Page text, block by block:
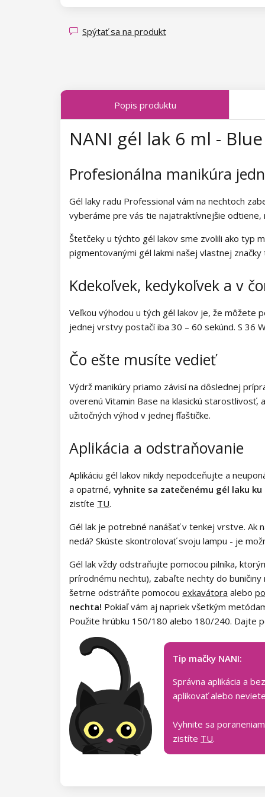
Kolekcia Luminous Legends
Kolekcia Transparent Sparkle
Kolekcia Tropical Fiesta
Kolekcia Charm Lady
Kolekcia Wild West
Kolekcia Summer Daze
Kolekcia Easter Egg
Kolekcia Lovely Kiss
Kolekcia Rainbow Tones
Kolekcia Pure Elegance
Kolekcia Pastel Candy
Kolekcia New York City
Kolekcia Army Lady
Kolekcia Chocolate Box
Kolekcia Romantic Sunset
Kolekcia Paradise Dream
Kolekcia Ocean Drive
Kolekcia Pure Beauty
Kolekcia Cupcake
Kolekcia Time to Warm Up
Kolekcia Let It Snow!
Spýtať sa na produkt
Popis produktu
NANI gél lak 6 ml -
Profesionálna manikúra
Gél laky radu Professional vám na nechtoch
vyberáme pre vás tie najatraktívnejšie odtiene,
Štetčeky u týchto gél lakov sme zvolili ako typ
pigmentovanými gél lakmi našej vlastnej
Kdekoľvek, kedykoľvek a v
Veľkou výhodou u tých gél lakov je, že môžete
jednej vrstvy postačí iba 30 – 60 sekúnd. S 36
Čo ešte musíte vedieť
Výdrž manikúry priamo závisí na dôslednej
overenú Vitamin Base na klasickú starostlivosť,
užitočných výhod v jednej fľaštičke.
Aplikácia a odstraňovanie
Aplikáciu gél lakov nikdy nepodceňujte a
a opatrné, vyhnite sa zatečenému gél laku
zistíte TU.
Gél lak je potrebné nanášať v tenkej vrstve. Ak
nedá? Skúste skontrolovať svoju lampu - je
Gél lak vždy odstraňujte pomocou pilníka,
prírodnému nechtu), zabaľte nechty do
šetrne odstráňte pomocou exkavátora alebo
nechta! Pokiaľ vám aj napriek všetkým
Použite hrúbku 150/180 alebo 180/240. Dajte
Tip mačky NANI:
Správna aplikácia a
aplikovať alebo
Vyhnite sa
zistíte TU.